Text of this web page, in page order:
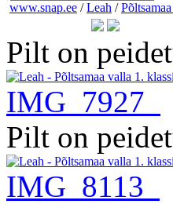
www.snap.ee / Leah /
Pilt on
IMG_7927
Pilt on
IMG_8113